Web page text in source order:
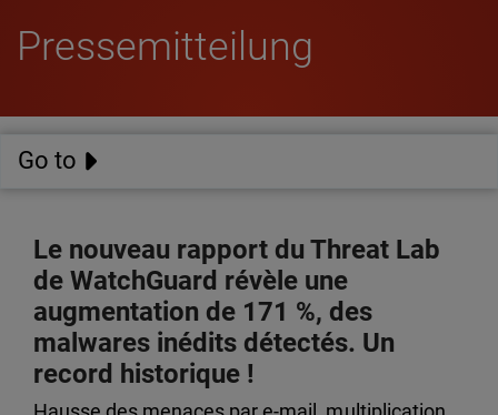
Pressemitteilung
Go to
Le nouveau rapport du Threat Lab
de WatchGuard révèle une
augmentation de 171 %, des
malwares inédits détectés. Un
record historique !